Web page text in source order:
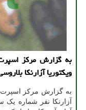
به گزارش مرکز
ویکتوریا آزارنکا
به گزارش مرکز اسپرت
آزارنکا نفر شماره